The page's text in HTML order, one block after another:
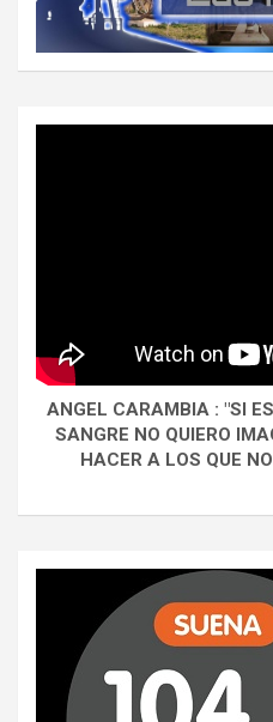
ANGEL CARAMBIA : "SI
SANGRE NO QUIERO
HACER A LOS QUE